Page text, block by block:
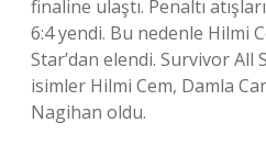
finaline ulaştı. Penaltı
6:4 yendi. Bu nedenle Hilmi
Star’dan elendi. Survivor All
isimler Hilmi Cem, Damla
Nagihan oldu.